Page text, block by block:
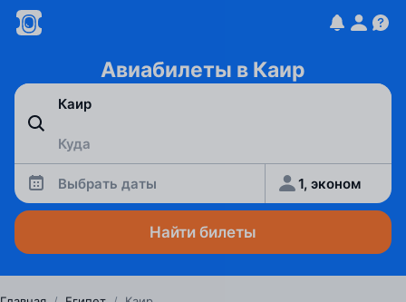
Авиабилеты в Каир
Выбрать даты 1, эконом
Найти билеты